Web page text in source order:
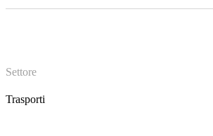
Settore
Trasporti